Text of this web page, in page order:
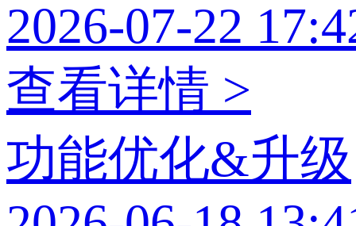
2026-07-22
查看详情 >
功能优化&升级